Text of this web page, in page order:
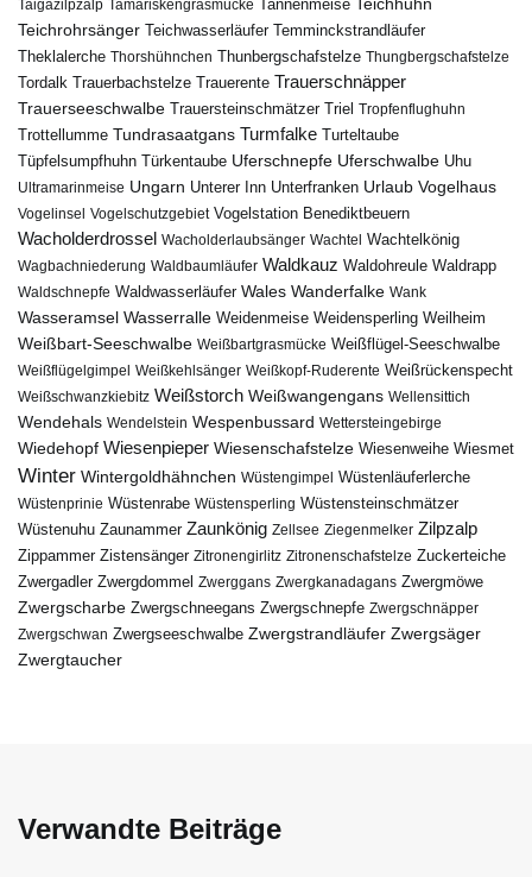
Taigazilpzalp Tamariskengrasmücke Tannenmeise
Teichrohrsänger Teichwasserläufer Temminckstrandläufer
Theklalerche Thorshühnchen Thunbergschafstelze Thungbergschafstelze
Tordalk Trauerbachstelze Trauerente Trauerschnäpper
Trauerseeschwalbe Trauersteinschmätzer Triel Tropfenflughuhn
Trottellumme Tundrasaatgans Turmfalke Turteltaube
Tüpfelsumpfhuhn
Türkentaube Uferschnepfe Uferschwalbe Uhu
Ultramarinmeise Ungarn Unterer Inn Unterfranken Urlaub Vogelhaus
Vogelinsel Vogelschutzgebiet Vogelstation Benediktbeuern
Wacholderdrossel Wacholderlaubsänger Wachtel Wachtelkönig
Wagbachniederung Waldbaumläufer Waldkauz Waldohreule Waldrapp
Waldschnepfe Waldwasserläufer Wales Wanderfalke Wank
Wasseramsel Wasserralle Weidenmeise Weidensperling Weilheim
Weißbart-Seeschwalbe Weißbartgrasmücke Weißflügel-Seeschwalbe
Weißflügelgimpel Weißkehlsänger Weißkopf-Ruderente Weißrückenspecht
Weißschwanzkiebitz Weißstorch Weißwangengans Wellensittich
Wendehals Wendelstein Wespenbussard Wettersteingebirge
Wiedehopf Wiesenpieper Wiesenschafstelze Wiesenweihe Wiesmet
Winter Wintergoldhähnchen Wüstengimpel Wüstenläuferlerche
Wüstenprinie Wüstenrabe Wüstensperling Wüstensteinschmätzer
Wüstenuhu Zaunammer Zaunkönig Zellsee Ziegenmelker Zilpzalp
Zippammer Zistensänger Zitronengirlitz Zitronenschafstelze Zuckerteiche
Zwergadler Zwergdommel Zwerggans Zwergkanadagans Zwergmöwe
Zwergscharbe Zwergschneegans Zwergschnepfe Zwergschnäpper
Zwergschwan Zwergseeschwalbe Zwergstrandläufer Zwergsäger
Zwergtaucher
Verwandte Beiträge